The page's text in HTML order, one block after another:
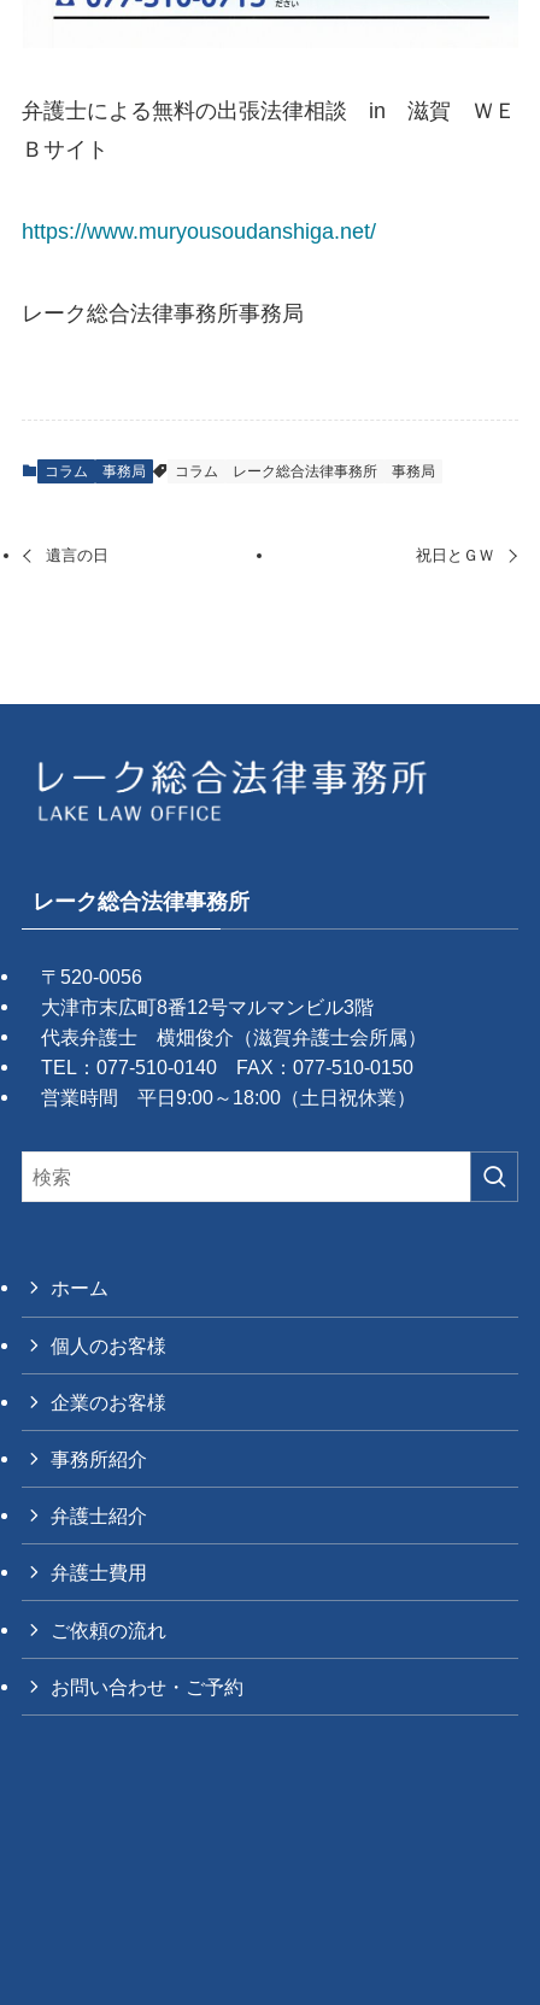
弁護士による無料の出張法律相談 in 滋賀 ＷＥ
Ｂサイト
https://www.muryousoudanshiga.net/
レーク総合法律事務所事務局
コラム 事務局 コラム レーク総合法律事務所 事務局
遺言の日 祝日とＧＷ
レーク総合法律事務所
〒520-0056
大津市末広町8番12号マルマンビル3階
代表弁護士 横畑俊介（滋賀弁護士会所属）
TEL：077-510-0140 FAX：077-510-0150
営業時間 平日9:00～18:00（土日祝休業）
ホーム
個人のお客様
企業のお客様
事務所紹介
弁護士紹介
弁護士費用
ご依頼の流れ
お問い合わせ・ご予約